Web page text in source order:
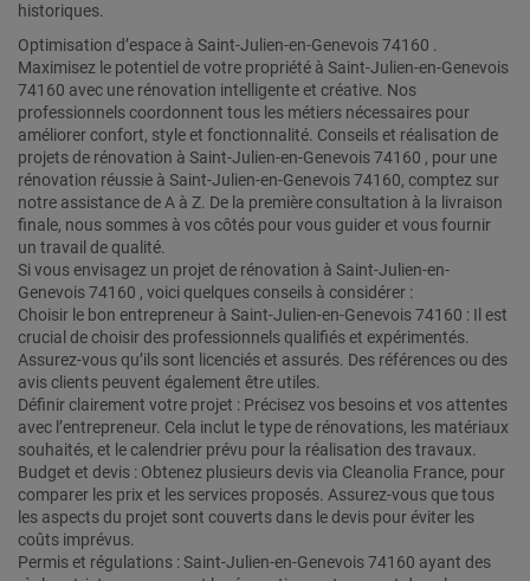
historiques.
Optimisation d’espace à Saint-Julien-en-Genevois 74160 .
Maximisez le potentiel de votre propriété à Saint-Julien-en-Genevois
74160 avec une rénovation intelligente et créative. Nos
professionnels coordonnent tous les métiers nécessaires pour
améliorer confort, style et fonctionnalité. Conseils et réalisation de
projets de rénovation à Saint-Julien-en-Genevois 74160 , pour une
rénovation réussie à Saint-Julien-en-Genevois 74160, comptez sur
notre assistance de A à Z. De la première consultation à la livraison
finale, nous sommes à vos côtés pour vous guider et vous fournir
un travail de qualité.
Si vous envisagez un projet de rénovation à Saint-Julien-en-
Genevois 74160 , voici quelques conseils à considérer :
Choisir le bon entrepreneur à Saint-Julien-en-Genevois 74160 : Il est
crucial de choisir des professionnels qualifiés et expérimentés.
Assurez-vous qu’ils sont licenciés et assurés. Des références ou des
avis clients peuvent également être utiles.
Définir clairement votre projet : Précisez vos besoins et vos attentes
avec l’entrepreneur. Cela inclut le type de rénovations, les matériaux
souhaités, et le calendrier prévu pour la réalisation des travaux.
Budget et devis : Obtenez plusieurs devis via Cleanolia France, pour
comparer les prix et les services proposés. Assurez-vous que tous
les aspects du projet sont couverts dans le devis pour éviter les
coûts imprévus.
Permis et régulations : Saint-Julien-en-Genevois 74160 ayant des